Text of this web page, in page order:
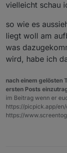
vielleicht schau
so wie es
liegt woll am
was
wird, habe ich
nach einem gelösten
ersten Posts
im Beitrag wenn er
https://picpick.app/
https://